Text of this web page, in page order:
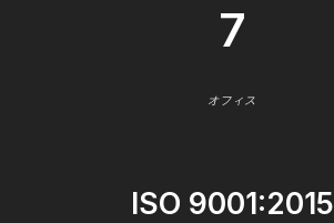
7
オフィス
ISO 9001:2015